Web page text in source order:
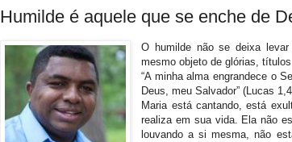
Humilde é aquele que se enche de
O humilde não se deixa
mesmo objeto de glórias,
“A minha alma engrandece o
Deus, meu Salvador” (Lucas
Maria está cantando, está
realiza em sua vida. Ela não
louvando a si mesma, não